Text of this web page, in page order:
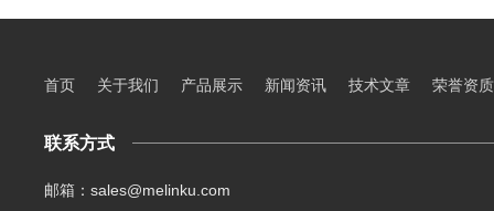
首页 关于我们 产品展示 新闻资讯 技术文章 荣誉资质
联系方式
邮箱：sales@melinku.com